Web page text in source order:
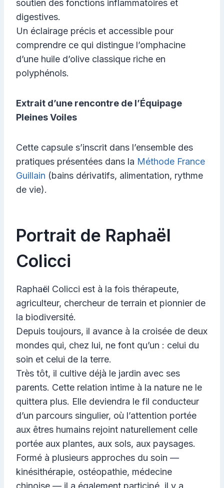
soutien des fonctions inflammatoires et
digestives.
Un éclairage précis et accessible pour
comprendre ce qui distingue l’omphacine
d’une huile d’olive classique riche en
polyphénols.
Extrait d’une rencontre de l’Équipage
Pleines Voiles
Cette capsule s’inscrit dans l’ensemble des
pratiques présentées dans la Méthode France
Guillain (bains dérivatifs, alimentation, rythme
de vie).
Portrait de Raphaël
Colicci
Raphaël Colicci est à la fois thérapeute,
agriculteur, chercheur de terrain et pionnier de
la biodiversité.
Depuis toujours, il avance à la croisée de deux
mondes qui, chez lui, ne font qu’un : celui du
soin et celui de la terre.
Très tôt, il cultive déjà le jardin avec ses
parents. Cette relation intime à la nature ne le
quittera plus. Elle deviendra le fil conducteur
d’un parcours singulier, où l’attention portée
aux êtres humains rejoint naturellement celle
portée aux plantes, aux sols, aux paysages.
Formé à plusieurs approches du soin —
kinésithérapie, ostéopathie, médecine
chinoise — il a également participé, il y a